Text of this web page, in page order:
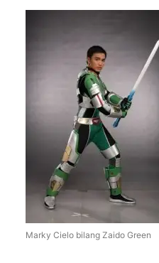
Marky Cielo bilang Zaido Green